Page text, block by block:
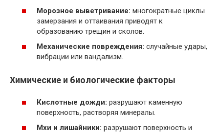
Морозное выветривание: многократные циклы
замерзания и оттаивания приводят к
образованию трещин и сколов.
Механические повреждения: случайные удары,
вибрации или вандализм.
Химические и биологические факторы
Кислотные дожди: разрушают каменную
поверхность, растворяя минералы.
Мхи и лишайники: разрушают поверхность и